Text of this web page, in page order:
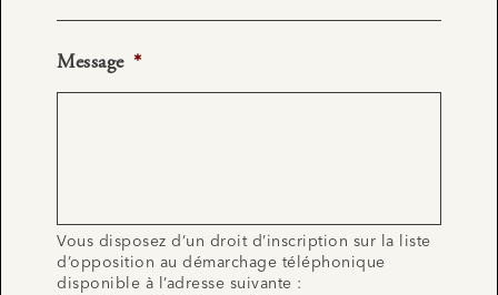
Message *
Vous disposez d’un droit d’inscription sur la liste
d’opposition au démarchage téléphonique
disponible à l’adresse suivante :